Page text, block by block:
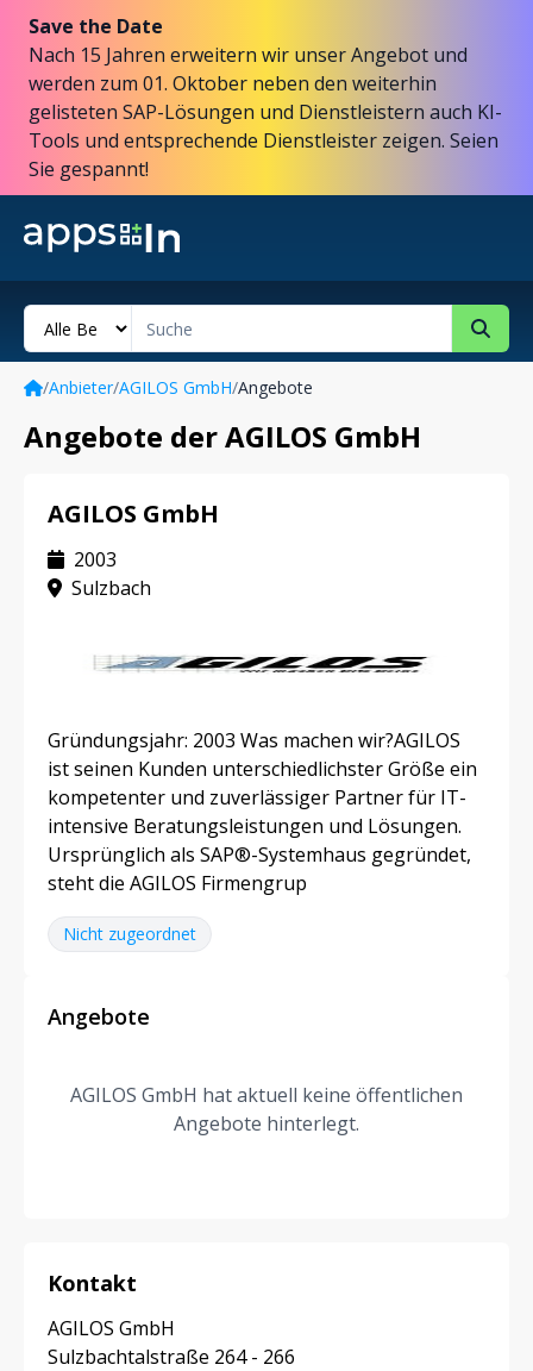
Save the Date
Nach 15 Jahren erweitern wir unser Angebot und
werden zum 01. Oktober neben den weiterhin
gelisteten SAP-Lösungen und Dienstleistern auch KI-
Tools und entsprechende Dienstleister zeigen. Seien
Sie gespannt!
/Anbieter/AGILOS GmbH/Angebote
Angebote der AGILOS GmbH
AGILOS GmbH
2003
Sulzbach
Gründungsjahr: 2003 Was machen wir?AGILOS
ist seinen Kunden unterschiedlichster Größe ein
kompetenter und zuverlässiger Partner für IT-
intensive Beratungsleistungen und Lösungen.
Ursprünglich als SAP®-Systemhaus gegründet,
steht die AGILOS Firmengrup
Nicht zugeordnet
Angebote
AGILOS GmbH hat aktuell keine öffentlichen
Angebote hinterlegt.
Kontakt
AGILOS GmbH
Sulzbachtalstraße 264 - 266